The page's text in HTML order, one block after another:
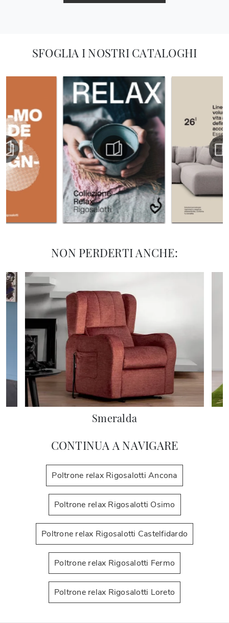
SFOGLIA I NOSTRI CATALOGHI
NON PERDERTI ANCHE:
Smeralda
CONTINUA A NAVIGARE
Poltrone relax Rigosalotti Ancona
Poltrone relax Rigosalotti Osimo
Poltrone relax Rigosalotti Castelfidardo
Poltrone relax Rigosalotti Fermo
Poltrone relax Rigosalotti Loreto